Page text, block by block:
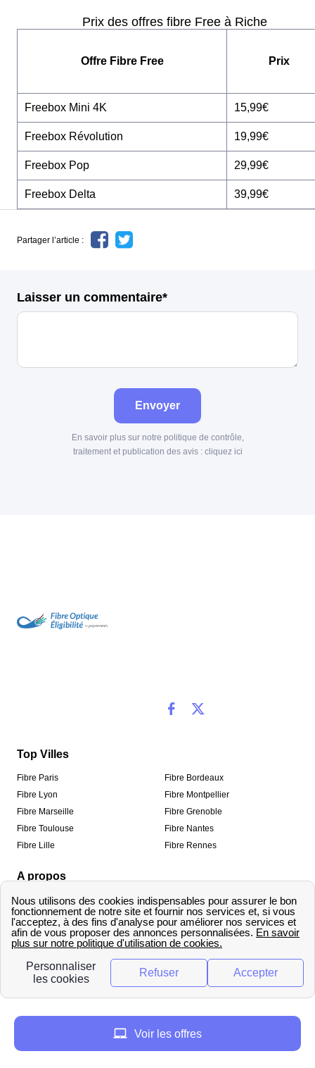
Prix des offres fibre Free à Riche
Offre Fibre Free Prix
Freebox Mini 4K 15,99€
Freebox Révolution 19,99€
Freebox Pop 29,99€
Freebox Delta 39,99€
Partager l’article :
Laisser un commentaire*
Envoyer
En savoir plus sur notre politique de contrôle,
traitement et publication des avis : cliquez ici
Top Villes
Fibre Paris
Fibre Lyon
Fibre Marseille
Fibre Toulouse
Fibre Lille
Fibre Bordeaux
Fibre Montpellier
Fibre Grenoble
Fibre Nantes
Fibre Rennes
A propos
Qui sommes-nous ?
Informations de contact
Méthodologie de classement
Mentions légales
Traitement des avis
Copyright © fibre-optique-eligibilite.fr 2026 – Tous
droits réservés
Voir les offres